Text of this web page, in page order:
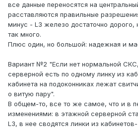
все данные переносятся на
расставляются правильные
минус - L3 железо достаточно дорого,
так много.
Плюс один, но большой: надежная и
Вариант №2 "Если нет нормальной
серверной есть по одному линку из
кабинета на подоконниках лежат
о витую пару".
В общем-то, все то же самое, что и в
изменениями: в этажной серверной
L3, в нее сводятся линки из